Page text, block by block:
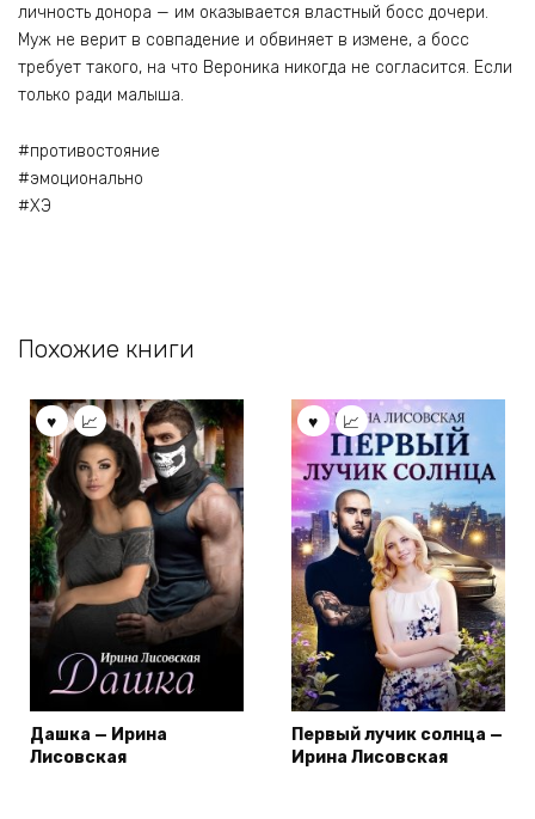
личность донора — им оказывается властный босс дочери.
Муж не верит в совпадение и обвиняет в измене, а босс
требует такого, на что Вероника никогда не согласится. Если
только ради малыша.
#противостояние
#эмоционально
#ХЭ
Похожие книги
Дашка — Ирина
Лисовская
Первый лучик солнца —
Ирина Лисовская